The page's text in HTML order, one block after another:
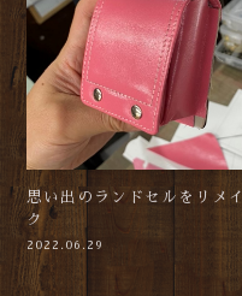
思い出のランドセルをリメイ
ク
2022.06.29